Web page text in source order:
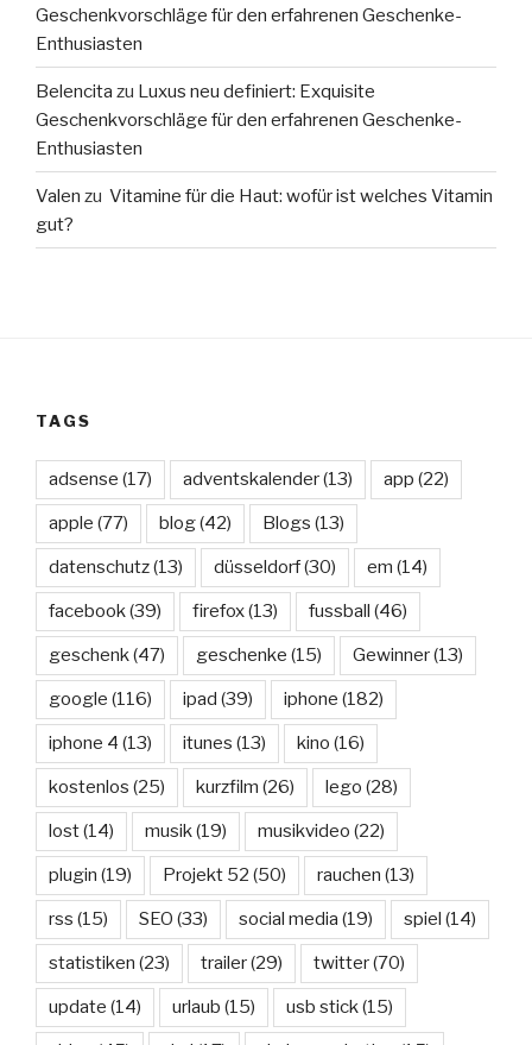
Geschenkvorschläge für den erfahrenen Geschenke-
Enthusiasten
Belencita zu Luxus neu definiert: Exquisite
Geschenkvorschläge für den erfahrenen Geschenke-
Enthusiasten
Valen zu Vitamine für die Haut: wofür ist welches Vitamin
gut?
TAGS
adsense (17) adventskalender(13) app (22)
apple (77) blog(42) Blogs (13)
datenschutz(13) düsseldorf(30) em (14)
facebook(39) firefox(13) fussball (46)
geschenk(47) geschenke (15) Gewinner(13)
google (116) ipad (39) iphone (182)
iphone 4 (13) itunes (13) kino (16)
kostenlos (25) kurzfilm (26) lego (28)
lost(14) musik(19) musikvideo (22)
plugin (19) Projekt 52 (50) rauchen (13)
rss (15) SEO (33) social media (19) spiel (14)
statistiken (23) trailer(29) twitter(70)
update (14) urlaub (15) usb stick(15)